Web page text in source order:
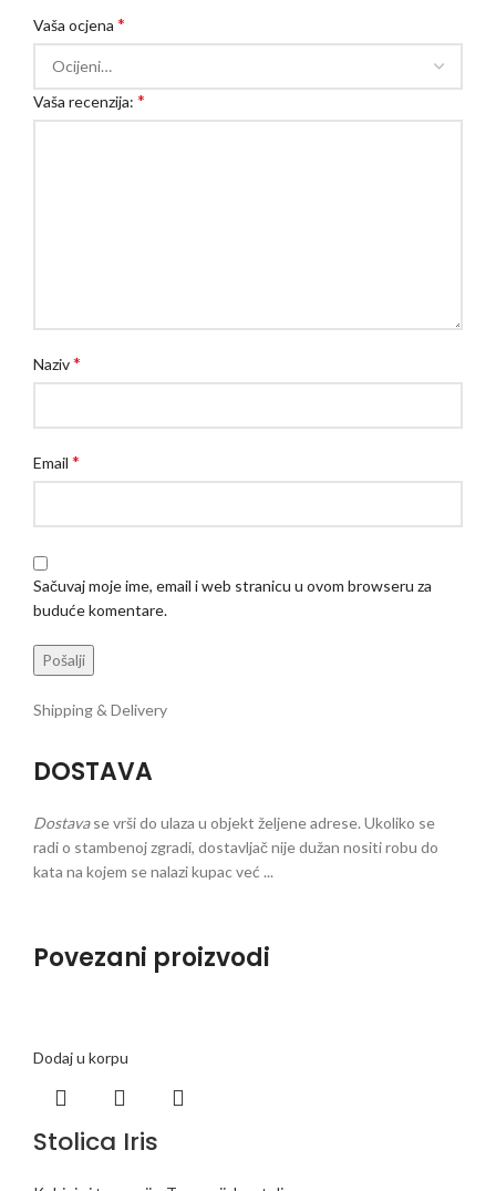
Vaša ocjena *
Vaša recenzija: *
Naziv*
Email *
Sačuvaj moje ime, email i web stranicu u ovom browseru za
buduće komentare.
Shipping & Delivery
DOSTAVA
Dostavase vrši do ulaza u objekt željene adrese. Ukoliko se
radi o stambenoj zgradi, dostavljač nije dužan nositi robu do
kata na kojem se nalazi kupac već ...
Povezani proizvodi
Dodaj u korpu
Stolica Iris